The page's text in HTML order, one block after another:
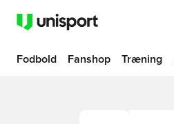
Fodbold Fanshop Træning